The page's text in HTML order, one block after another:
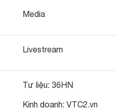
Media
Livestream
Tư liệu: 36HN
Kinh doanh: VTC2.vn